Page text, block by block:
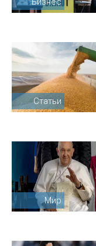
Статьи
Мир